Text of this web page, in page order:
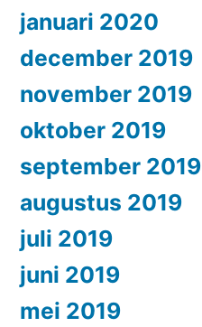
januari 2020
december 2019
november 2019
oktober 2019
september 2019
augustus 2019
juli 2019
juni 2019
mei 2019